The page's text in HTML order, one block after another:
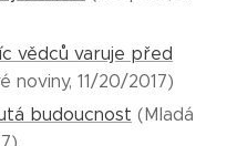
vědců varuje před
noviny, 11/20/2017)
budoucnost (Mladá